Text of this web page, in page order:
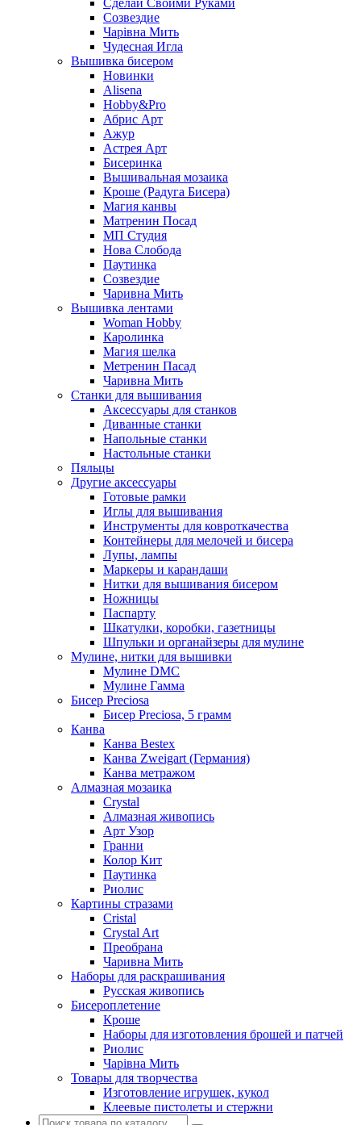
Сделай Своими Руками
Созвездие
Чарiвна Мить
Чудесная Игла
Вышивка бисером
Новинки
Alisena
Hobby&Pro
Абрис Арт
Ажур
Астрея Арт
Бисеринка
Вышивальная мозаика
Кроше (Радуга Бисера)
Магия канвы
Матренин Посад
МП Студия
Нова Слобода
Паутинка
Созвездие
Чаривна Мить
Вышивка лентами
Woman Hobby
Каролинка
Магия шелка
Метренин Пасад
Чаривна Мить
Станки для вышивания
Аксессуары для станков
Диванные станки
Напольные станки
Настольные станки
Пяльцы
Другие аксессуары
Готовые рамки
Иглы для вышивания
Инструменты для ковроткачества
Контейнеры для мелочей и бисера
Лупы, лампы
Маркеры и карандаши
Нитки для вышивания бисером
Ножницы
Паспарту
Шкатулки, коробки, газетницы
Шпульки и органайзеры для мулине
Мулине, нитки для вышивки
Мулине DMC
Мулине Гамма
Бисер Preciosa
Бисер Preciosa, 5 грамм
Канва
Канва Bestex
Канва Zweigart (Германия)
Канва метражом
Алмазная мозаика
Crystal
Алмазная живопись
Арт Узор
Гранни
Колор Кит
Паутинка
Риолис
Картины стразами
Cristal
Crystal Art
Преобрана
Чаривна Мить
Наборы для раскрашивания
Русская живопись
Бисероплетение
Кроше
Наборы для изготовления брошей и патчей
Риолис
Чарiвна Мить
Товары для творчества
Изготовление игрушек, кукол
Клеевые пистолеты и стержни